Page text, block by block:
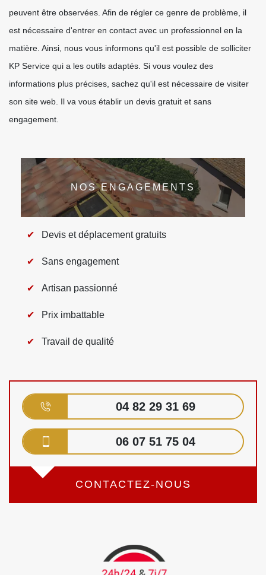
peuvent être observées. Afin de régler ce genre de problème, il
est nécessaire d'entrer en contact avec un professionnel en la
matière. Ainsi, nous vous informons qu'il est possible de solliciter
KP Service qui a les outils adaptés. Si vous voulez des
informations plus précises, sachez qu'il est nécessaire de visiter
son site web. Il va vous établir un devis gratuit et sans
engagement.
NOS ENGAGEMENTS
Devis et déplacement gratuits
Sans engagement
Artisan passionné
Prix imbattable
Travail de qualité
04 82 29 31 69
06 07 51 75 04
CONTACTEZ-NOUS